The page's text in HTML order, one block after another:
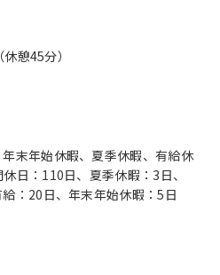
憩45分）
末年始休暇、夏季休暇、有給休
日：110日、夏季休暇：3日、
：20日、年末年始休暇：5日